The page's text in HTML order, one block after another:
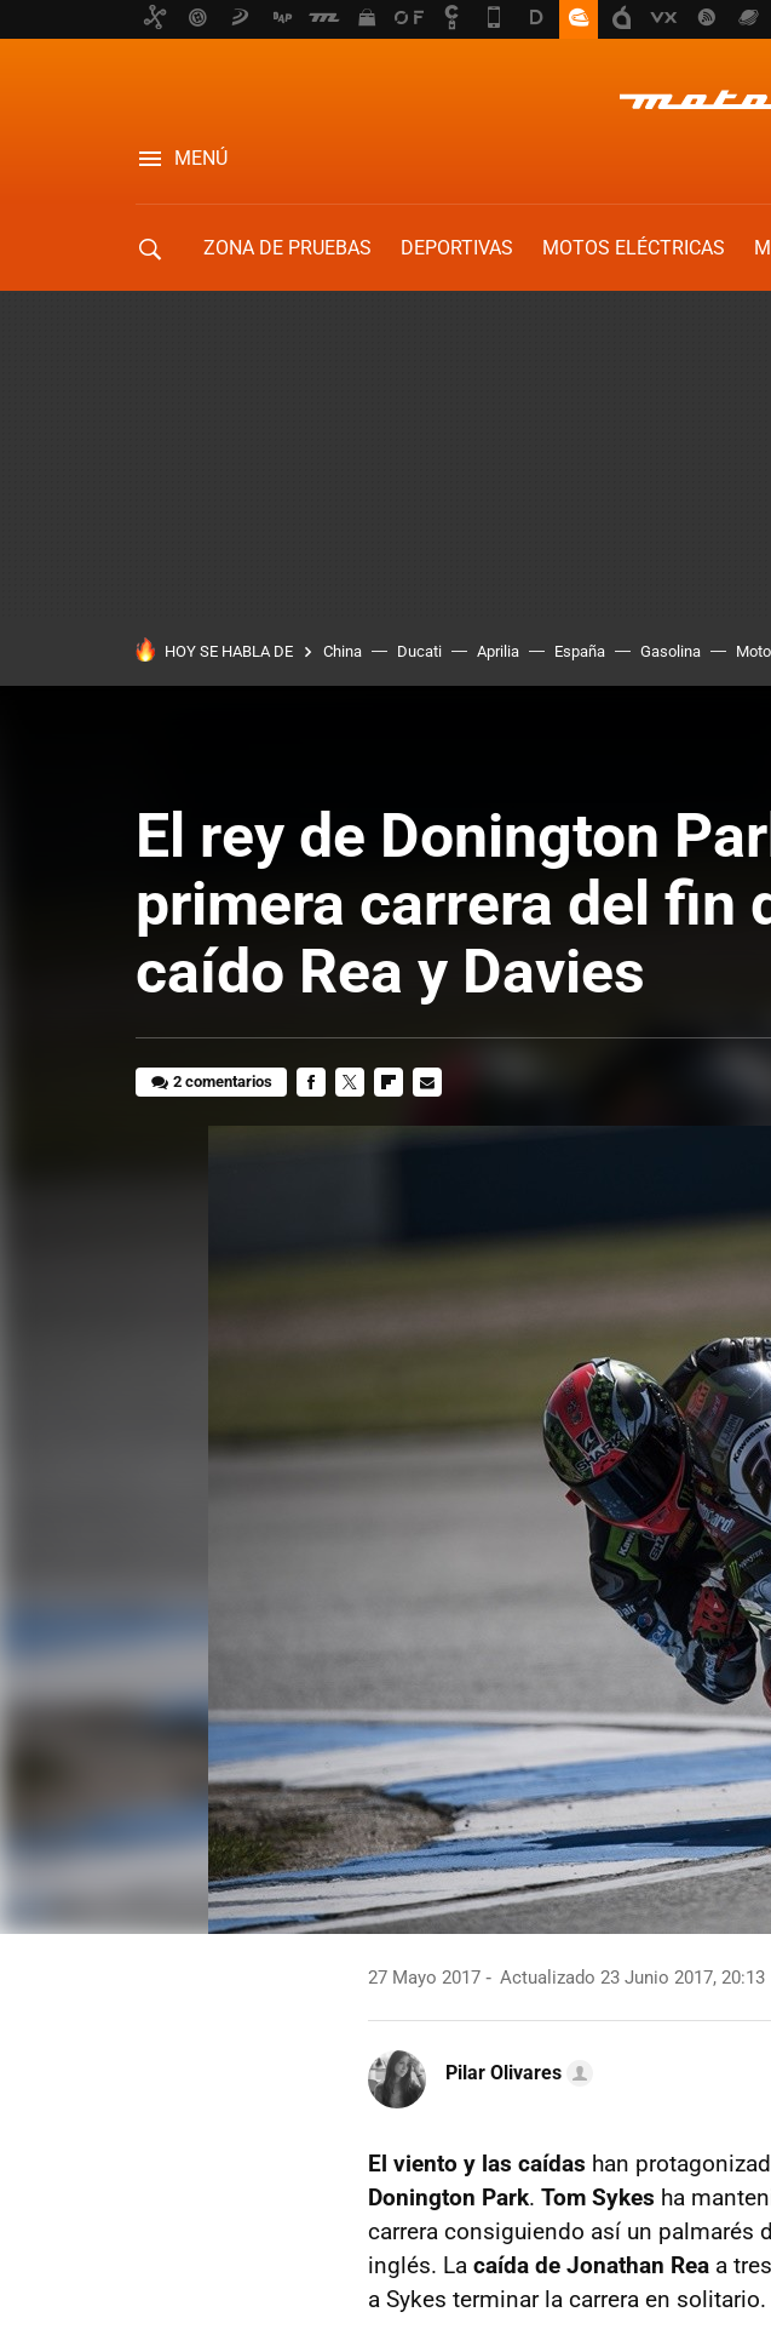
MENÚ
ZONA DE PRUEBAS DEPORTIVAS MOTOS ELÉCTRICAS
HOY SE HABLA DE China Ducati Aprilia España Gasolina Moto
El rey de Donington
primera carrera del fin
caído Rea y Davies
2 comentarios
27 Mayo 2017 Actualizado 23 Junio 2017, 20:13
Pilar Olivares
El viento y las caídas han
Donington Park. Tom Sykes ha
carrera consiguiendo así un palmarés
inglés. La caída de Jonathan Rea a
a Sykes terminar la carrera en solitario.